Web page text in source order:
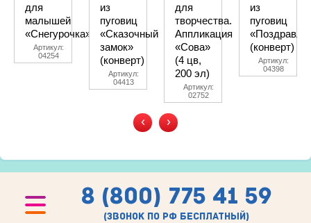
для
малышей
«Снегурочка»
Артикул:
04254
из
пуговиц
«Сказочный
замок»
(конверт)
Артикул:
04413
для
творчества.
Аппликация
«Сова»
(4 цв,
200 эл)
Артикул:
02752
из
пуговиц
(конверт)
Артикул:
04398
‹ ›
8 (800) 775 41 59
(звонок по рф бесплатный)